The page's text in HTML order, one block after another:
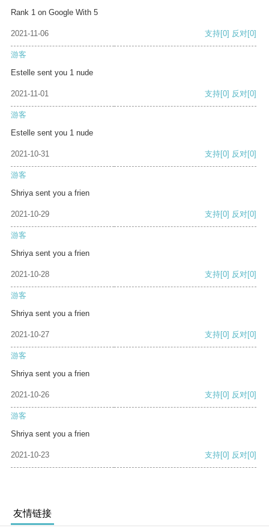
Rank 1 on Google With 5
2021-11-06 支持[0] 反对[0]
游客
Estelle sent you 1 nude
2021-11-01 支持[0] 反对[0]
游客
Estelle sent you 1 nude
2021-10-31 支持[0] 反对[0]
游客
Shriya sent you a frien
2021-10-29 支持[0] 反对[0]
游客
Shriya sent you a frien
2021-10-28 支持[0] 反对[0]
游客
Shriya sent you a frien
2021-10-27 支持[0] 反对[0]
游客
Shriya sent you a frien
2021-10-26 支持[0] 反对[0]
游客
Shriya sent you a frien
2021-10-23 支持[0] 反对[0]
友情链接